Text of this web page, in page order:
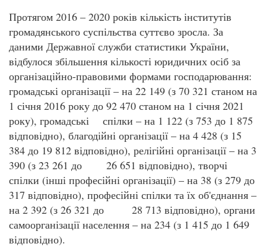
Протягом 2016 – 2020 років кількість інститутів
громадянського суспільства суттєво зросла. За
даними Державної служби статистики України,
відбулося збільшення кількості юридичних осіб за
організаційно-правовими формами господарювання:
громадські організації – на 22 149 (з 70 321 станом на
1 січня 2016 року до 92 470 станом на 1 січня 2021
року), громадські спілки – на 1 122 (з 753 до 1 875
відповідно), благодійні організації – на 4 428 (з 15
384 до 19 812 відповідно), релігійні організації – на 3
390 (з 23 261 до 26 651 відповідно), творчі
спілки (інші професійні організації) – на 38 (з 279 до
317 відповідно), професійні спілки та їх об'єднання –
на 2 392 (з 26 321 до 28 713 відповідно), органи
самоорганізації населення – на 234 (з 1 415 до 1 649
відповідно).